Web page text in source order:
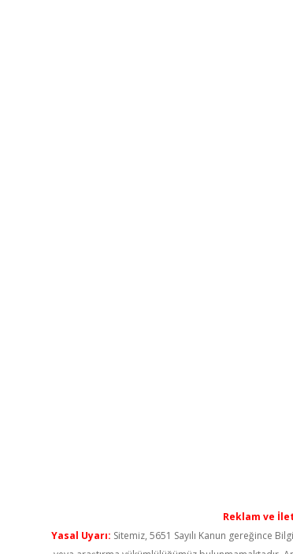
Reklam ve
Yasal Uyarı: Sitemiz, 5651 Sayılı Kanun gereğince